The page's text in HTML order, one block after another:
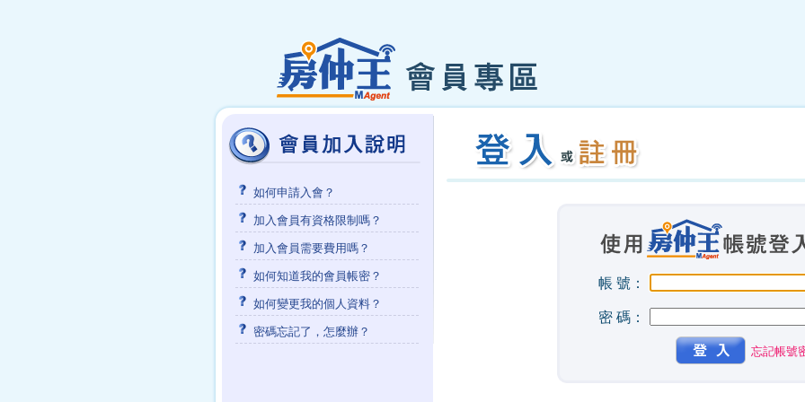
如何申請入會？
加入會員有資格限制嗎？
加入會員需要費用嗎？
如何知道我的會員帳密？
如何變更我的個人資料？
密碼忘記了，怎麼辦？
帳 號：
密 碼：
忘記帳號